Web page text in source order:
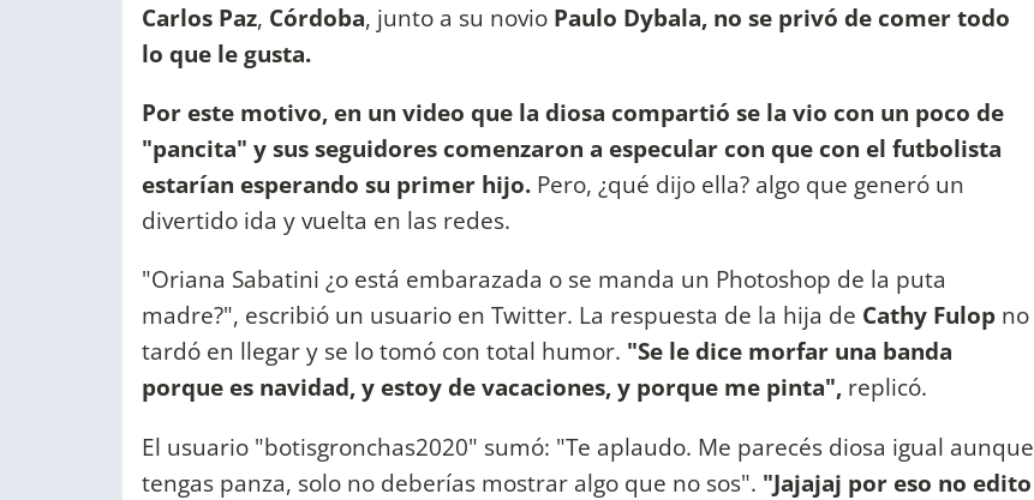
Carlos Paz, Córdoba, junto a su novio Paulo Dybala, no se privó de comer todo
lo que le gusta.
Por este motivo, en un video que la diosa compartió se la vio con un poco de
"pancita" y sus seguidores comenzaron a especular con que con el futbolista
estarían esperando su primer hijo. Pero, ¿qué dijo ella? algo que generó un
divertido ida y vuelta en las redes.
"Oriana Sabatini ¿o está embarazada o se manda un Photoshop de la puta
madre?", escribió un usuario en Twitter. La respuesta de la hija de Cathy Fulop no
tardó en llegar y se lo tomó con total humor. "Se le dice morfar una banda
porque es navidad, y estoy de vacaciones, y porque me pinta", replicó.
El usuario "botisgronchas2020" sumó: "Te aplaudo. Me parecés diosa igual aunque
tengas panza, solo no deberías mostrar algo que no sos". "Jajajaj por eso no edito